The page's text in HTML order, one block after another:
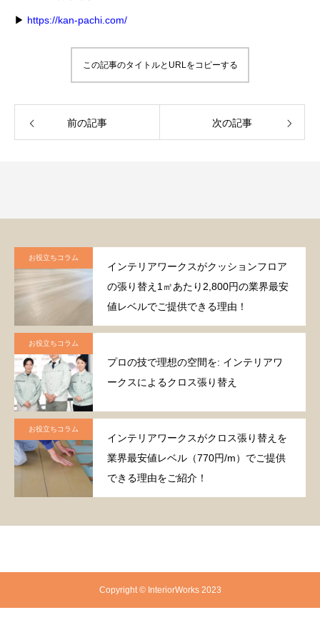
▶ https://kan-pachi.com/
この記事のタイトルとURLをコピーする
前の記事 次の記事
お役立ちコラム
インテリアワークスがクッションフロア
の張り替え1㎡あたり2,800円の業界最安
値レベルでご提供できる理由！
お役立ちコラム
プロの技で理想の空間を: インテリアワ
ークスによるクロス張り替え
お役立ちコラム
インテリアワークスがクロス張り替えを
業界最安値レベル（770円/m）でご提供
できる理由をご紹介！
Copyright © InteriorWorks 2023